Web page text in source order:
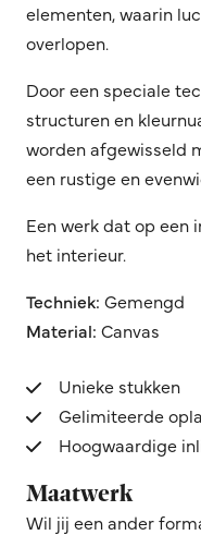
elementen, waarin
overlopen.
Door een speciale
structuren en
worden afgewisseld
een rustige en
Een werk dat op een
het interieur.
Techniek: Gemengd
Material: Canvas
Unieke stukken
Gelimiteerde
Hoogwaardige
Maatwerk
Wil jij een ander